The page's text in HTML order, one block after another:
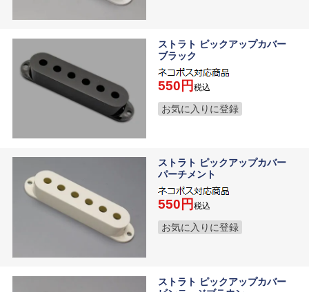
ストラト ピックアップカバー
ブラック
550 税込
お気に入りに登録
ストラト ピックアップカバー
パーチメント
550 税込
お気に入りに登録
ストラト ピックアップカバー